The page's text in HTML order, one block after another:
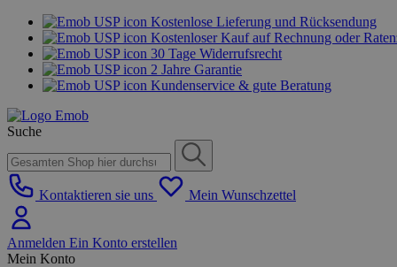
Kostenlose Lieferung und Rücksendung
Kostenloser Kauf auf Rechnung oder
30 Tage Widerrufsrecht
2 Jahre Garantie
Kundenservice & gute Beratung
Suche
Kontaktieren sie uns Mein Wunschzettel
Anmelden Ein Konto erstellen
Mein Konto